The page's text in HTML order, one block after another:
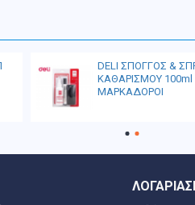
DELI ΣΠΟΓΓΟΣ &
ΚΑΘΑΡΙΣΜΟΥ 100ml
ΜΑΡΚΑΔΟΡΟΙ